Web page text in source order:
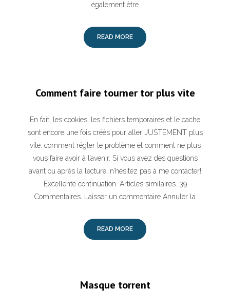
également être
READ MORE
Comment faire tourner tor plus vite
En fait, les cookies, les fichiers temporaires et le cache
sont encore une fois créés pour aller JUSTEMENT plus
vite. comment régler le problème et comment ne plus
vous faire avoir à l’avenir. Si vous avez des questions
avant ou après la lecture, n’hésitez pas à me contacter!
Excellente continuation. Articles similaires. 39
Commentaires. Laisser un commentaire Annuler la
READ MORE
Masque torrent